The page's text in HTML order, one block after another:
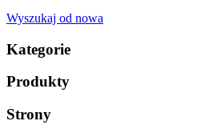
Wyszukaj od nowa
Kategorie
Produkty
Strony